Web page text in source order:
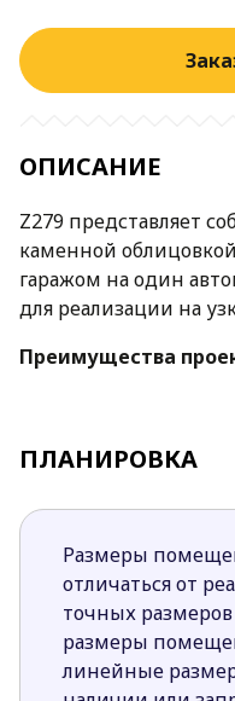
ОПИСАНИЕ
Z279 представляет
каменной
гаражом на один
для реализации на
Преимущества
Сложная форма
с оригинальным
современным,
расположение
здания.
Дневная часть
сада. Из
комфортную
время в
ПЛАНИРОВКА
Размеры
отличаться от
точных
размеры
линейные